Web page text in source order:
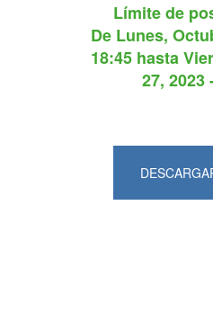
Límite de
De Lunes,
18:45hasta
27, 2023